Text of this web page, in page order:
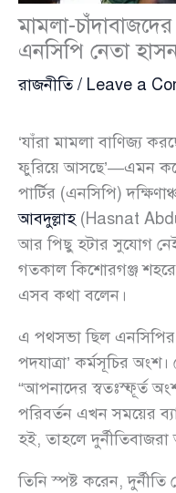
মামলা-
এনসিপি নেতা
রাজনীতি/ Leave a
‘যাঁরা মামলা বাণিজ্য
ফুরিয়ে আসছে’—এমন
পার্টির (এনসিপি)
আবদুল্লাহ(Hasnat
আর পিছু হটার সুযোগ
গতকাল কিশোরগঞ্জ
এসব কথা বলেন।
এ পথসভা ছিল
পদযাত্রা’ কর্মসূচির
“আপনাদের স্বতঃস্ফূর্ত
পরিবর্তন এখন সময়ের
হই, তাহলে
তিনি স্পষ্ট করেন,